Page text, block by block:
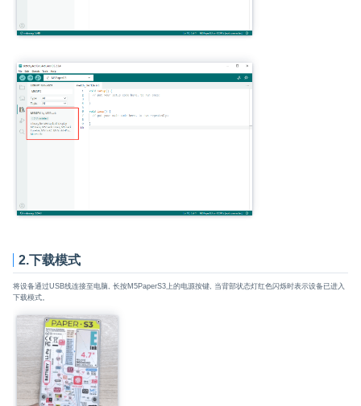
2.下载模式
将设备通过USB线连接至电脑, 长按M5PaperS3上的电源按键, 当背部状态灯红色闪烁时表示设备已进入
下载模式。